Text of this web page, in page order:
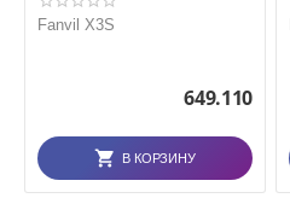
Fanvil X3S
649.110
В КОРЗИНУ